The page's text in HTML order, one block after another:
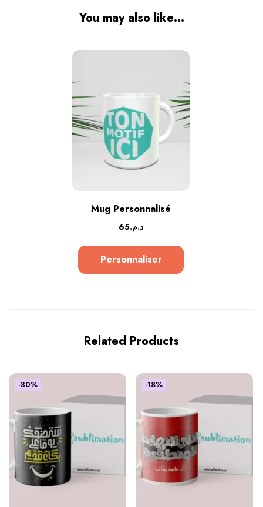
You may also like…
Mug Personnalisé
د.م.65
Personnaliser
Related Products
-30% -18%